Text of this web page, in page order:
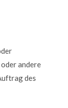
andere
des